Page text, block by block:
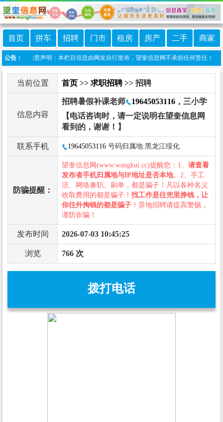
首页 拼车 招聘 门市 租房 房产 二手 商家
公告：
信息港 免责声明：本栏目信息由网友自行发布，望奎信息网不承担任何责任！提
当前位置 首页 >> 求职招聘>> 招聘
信息内容
招聘暑假补课老师 19645053116 ，三小学
【电话咨询时，请一定说明在望奎信息网
看到的，谢谢！】
联系手机 19645053116 号码归属地:黑龙江绥化
防骗提醒：
望奎信息网(www.wangkui.cc)提醒您：1、 请查看
发布者手机归属地与IP地址是否本地。2、手工
活、网络兼职、刷单，都是骗子！凡以各种名义
收取费用的都是骗子！ 找工作是往兜里挣钱，让
你往外掏钱的都是骗子 ！异地招聘请提高警惕，
谨防诈骗！
发布时间 2026-07-03 10:45:25
浏览 766 次
拨打电话